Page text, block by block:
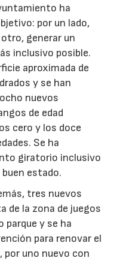
ha
por un lado,
generar un
inclusivo posible.
aproximada de
y se han
nuevos
de edad
cero y los doce
Se ha
giratorio inclusivo
estado.
tres nuevos
de la zona de juegos
y se ha
para renovar el
por uno nuevo con